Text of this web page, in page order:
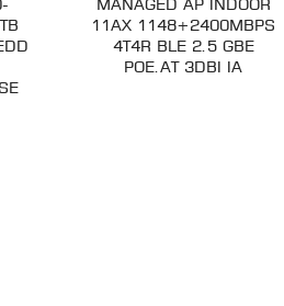
MANAGED AP INDOOR
11AX 1148+2400MBPS
4T4R BLE 2.5 GBE
POE.AT 3DBI IA